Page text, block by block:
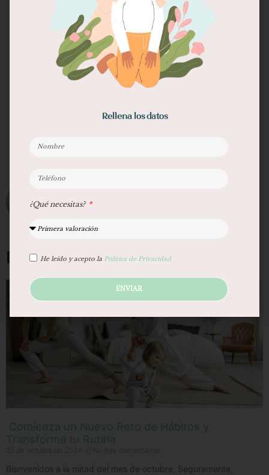
Escuchar Ahora en Spotify
Si te ha gustado este contenido, compártelo:
Access.
Podcast Relacionados
Bienvenidos a la mitad del mes de octubre. Seguramente,
Rellena los datos
¿Qué necesitas?
He leído y acepto la Política de Privacidad
ENVIAR